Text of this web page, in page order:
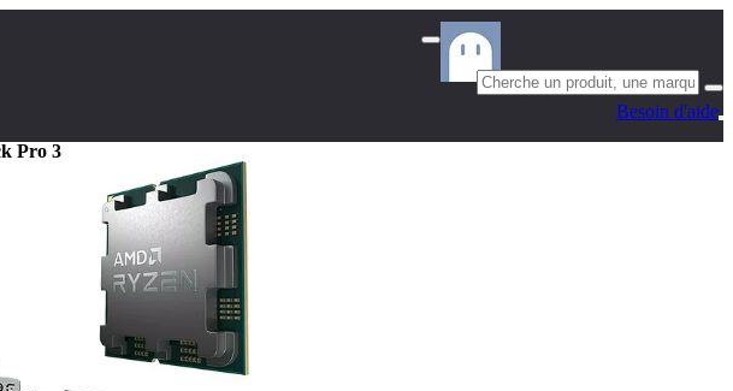
Besoin d'aide
Pro 3